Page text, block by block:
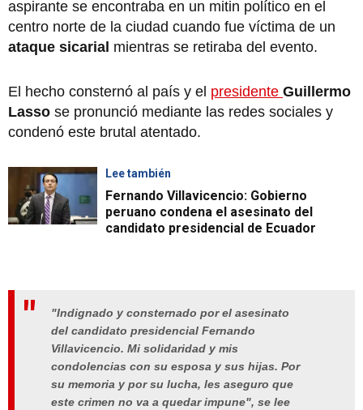
aspirante se encontraba en un mitin político en el
centro norte de la ciudad cuando fue víctima de un
ataque sicarial mientras se retiraba del evento.
El hecho consternó al país y el presidente Guillermo
Lasso se pronunció mediante las redes sociales y
condenó este brutal atentado.
Lee también
Fernando Villavicencio: Gobierno
peruano condena el asesinato del
candidato presidencial de Ecuador
"Indignado y consternado por el asesinato
del candidato presidencial Fernando
Villavicencio. Mi solidaridad y mis
condolencias con su esposa y sus hijas. Por
su memoria y por su lucha, les aseguro que
este crimen no va a quedar impune", se lee